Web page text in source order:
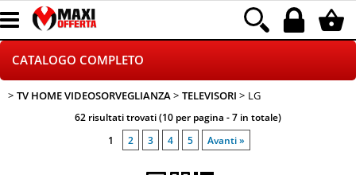
CATALOGO COMPLETO
GAMING
TV HOME VIDEOSORVEGLIANZA TELEVISORI LG
62 risultati trovati (10 per pagina - 7 in totale)
1
2 3 4 5 Avanti »